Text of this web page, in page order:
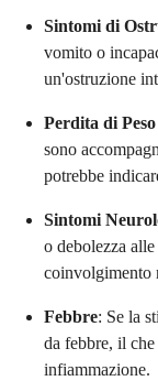
Sintomi di
vomito o
un'ostruzione
Perdita di
sono
potrebbe
Sintomi
o debolezza
coinvolgimento
Febbre: Se la
da febbre, il
infiammazione.